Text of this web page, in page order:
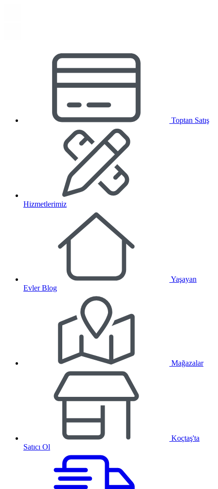
Toptan Satış
Hizmetlerimiz
Yaşayan
Evler Blog
Mağazalar
Koçtaş'ta
Satıcı Ol